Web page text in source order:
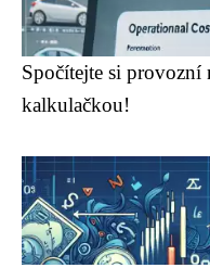
Spočítejte si provozní
kalkulačkou!